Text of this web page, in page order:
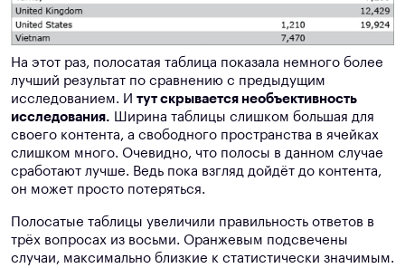
На этот раз, полосатая таблица показала немного более
лучший результат по сравнению с предыдущим
исследованием. И тут скрывается необъективность
исследования. Ширина таблицы слишком большая для
своего контента, а свободного пространства в ячейках
слишком много. Очевидно, что полосы в данном случае
сработают лучше. Ведь пока взгляд дойдёт до контента,
он может просто потеряться.
Полосатые таблицы увеличили правильность ответов в
трёх вопросах из восьми. Оранжевым подсвечены
случаи, максимально близкие к статистически значимым.